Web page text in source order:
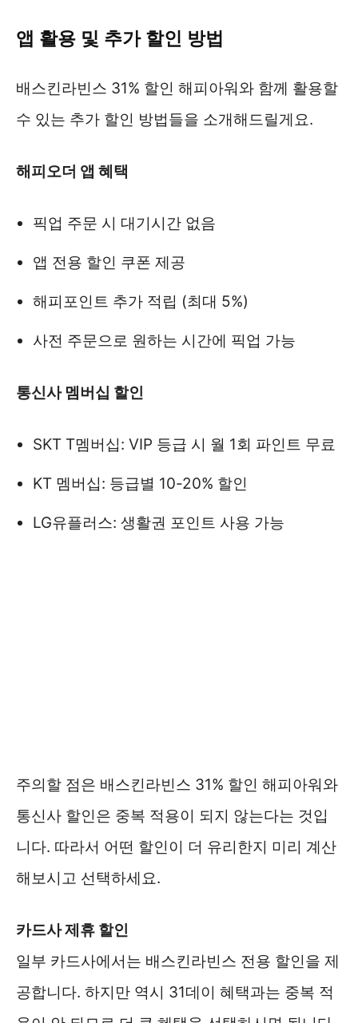
앱 활용 및 추가 할인 방법
배스킨라빈스 31% 할인 해피아워와 함께 활용할
수 있는 추가 할인 방법들을 소개해드릴게요.
해피오더 앱 혜택
픽업 주문 시 대기시간 없음
앱 전용 할인 쿠폰 제공
해피포인트 추가 적립 (최대 5%)
사전 주문으로 원하는 시간에 픽업 가능
통신사 멤버십 할인
SKT T멤버십: VIP 등급 시 월 1회 파인트 무료
KT 멤버십: 등급별 10-20% 할인
LG유플러스: 생활권 포인트 사용 가능
주의할 점은 배스킨라빈스 31% 할인 해피아워와
통신사 할인은 중복 적용이 되지 않는다는 것입
니다. 따라서 어떤 할인이 더 유리한지 미리 계산
해보시고 선택하세요.
카드사 제휴 할인
일부 카드사에서는 배스킨라빈스 전용 할인을 제
공합니다. 하지만 역시 31데이 혜택과는 중복 적